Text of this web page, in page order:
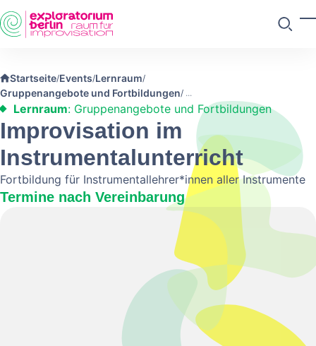
Skip to main content
Startseite/Events/Lernraum/
Gruppenangebote und Fortbildungen/
Lernraum: Gruppenangebote und Fortbildungen
Improvisation im
Instrumentalunterricht
Fortbildung für Instrumentallehrer*innen aller Instrumente
Termine nach Vereinbarung